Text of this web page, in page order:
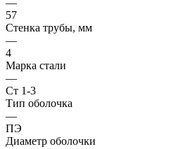
57
Стенка трубы, мм
—
4
Марка стали
—
Ст 1-3
Тип оболочка
—
ПЭ
Диаметр оболочки